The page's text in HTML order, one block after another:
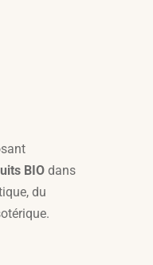
BIO dans
du